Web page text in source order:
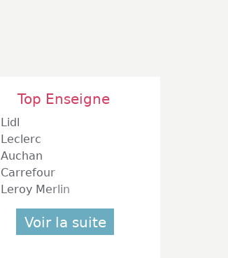
Top Enseigne
Lidl
Leclerc
Auchan
Carrefour
Leroy Merlin
Voir la suite